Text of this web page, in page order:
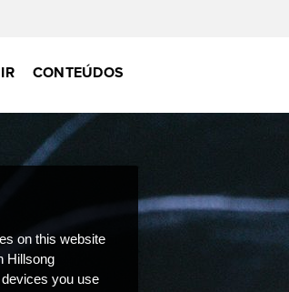
CONTEÚDOS
on this website
Hillsong
you use